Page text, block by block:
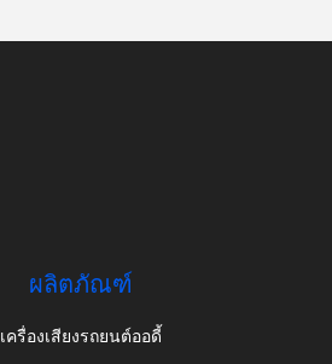
ผลิตภัณฑ์
เครื่องเสียงรถยนต์ออดี้